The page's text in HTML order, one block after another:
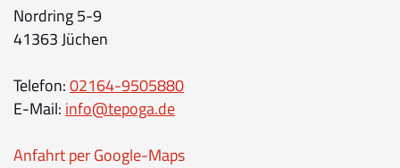
Nordring 5-9
41363 Jüchen
Telefon:02164-9505880
E-Mail: info@tepoga.de
Anfahrt per Google-Maps